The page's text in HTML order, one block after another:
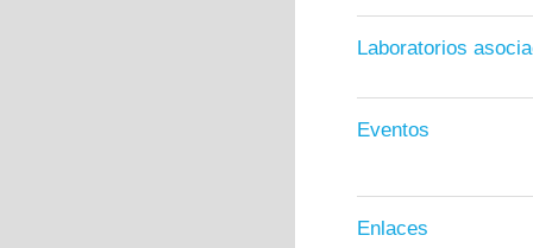
Laboratorios
Eventos
Enlaces